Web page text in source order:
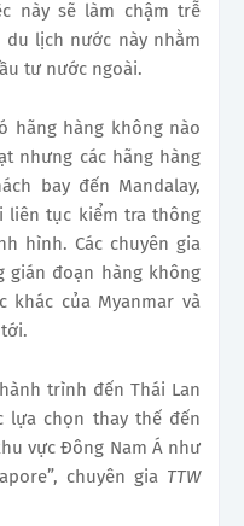
này sẽ làm chậm trễ
lịch nước này nhằm
tư nước ngoài.
hãng hàng không nào
nhưng các hãng hàng
bay đến Mandalay,
liên tục kiểm tra thông
hình. Các chuyên gia
gián đoạn hàng không
khác của Myanmar và
trình đến Thái Lan
lựa chọn thay thế đến
vực Đông Nam Á như
chuyên gia TTW